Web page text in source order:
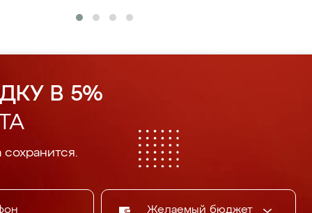
В 5%
сохранится.
Желаемый бюджет